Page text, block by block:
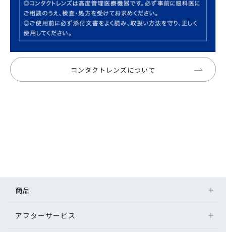
コンタクトレンズについて
商品
アフターサービス